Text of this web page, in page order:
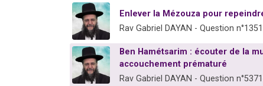
Enlever la Mézouza pour
Rav Gabriel DAYAN - Question
Ben Hamétsarim : écouter de la
accouchement prématuré
Rav Gabriel DAYAN - Question